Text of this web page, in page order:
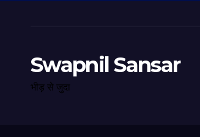
Swapnil Sansar
भीड़ से जुदा